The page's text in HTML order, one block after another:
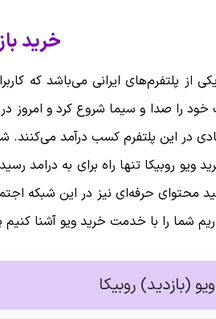
خرید بازدید
خود را صدا و سیما شروع کرد و امروز
در این پلتفرم کسب درآمد می‌کنند.
محتوای حرفه‌ای نیز در این شبکه
شما را با خدمت خرید ویو آشنا
ویو (بازدید) روبیکا